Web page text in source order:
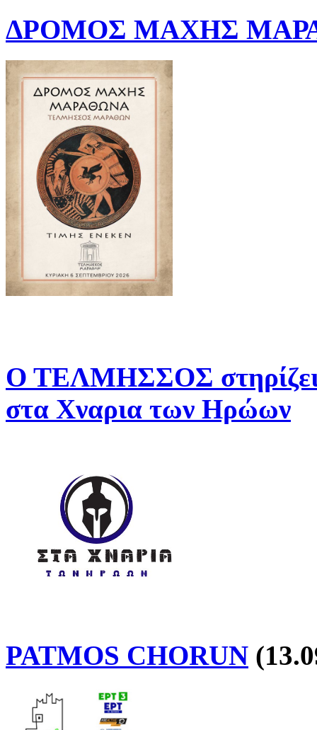
ΔΡΟΜΟΣ ΜΑΧΗΣ
Ο ΤΕΛΜΗΣΣΟΣ στηρίζει
στα Χναρια των Ηρώων
PATMOS CHORUN